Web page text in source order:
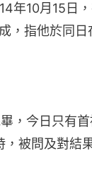
年10月15日
，指他於同
，今日只有
被問及對結